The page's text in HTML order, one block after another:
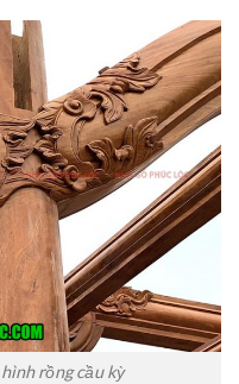
rồng cầu kỳ